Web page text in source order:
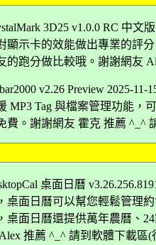
3D25 v1.0.0 RC 中文
顯示卡的效能做出專業的評
的跑分做比較哦。謝謝網友
v2.26 Preview 2025-
MP3 Tag 與檔案管理功能，
費。謝謝網友 霍克 推薦 ^_^
桌面日曆
桌面日曆可以幫您輕鬆管理
桌面日曆還提供萬年農曆、
推薦 ^_^ 請到軟體下載區(